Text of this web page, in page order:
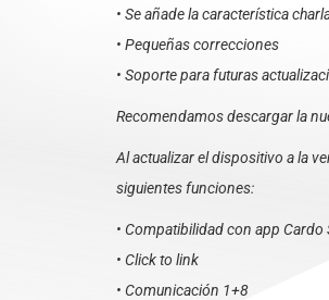
• Se añade la característica
• Pequeñas correcciones
• Soporte para futuras
Recomendamos descargar la
Al actualizar el dispositivo a la
siguientes funciones:
• Compatibilidad con app
• Click to link
• Comunicación 1+8